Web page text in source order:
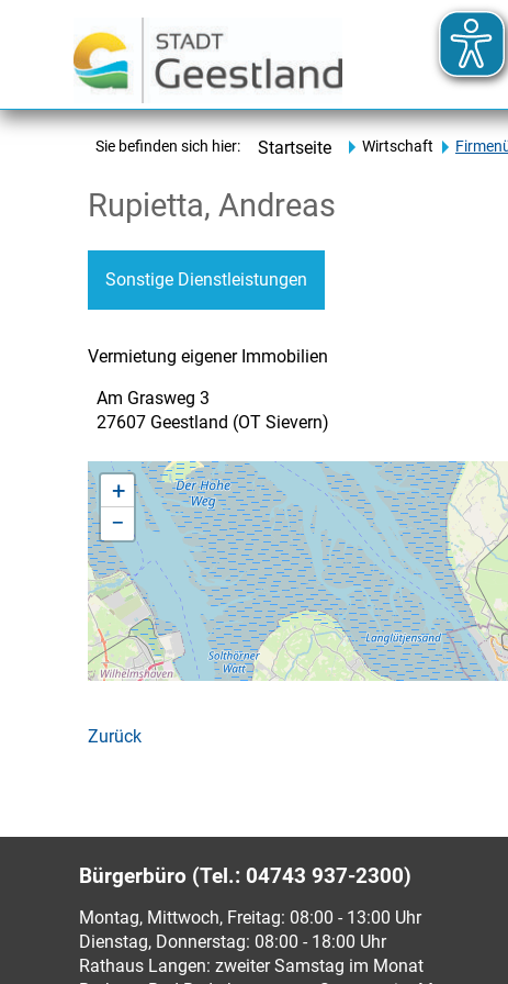
Sie befinden sich hier: Startseite Wirtschaft
Rupietta, Andreas
Sonstige Dienstleistungen
Vermietung eigener Immobilien
Am Grasweg 3
27607 Geestland (OT Sievern)
+
−
Zurück
Bürgerbüro (Tel.: 04743 937-2300)
Montag, Mittwoch, Freitag: 08:00 - 13:00 Uhr
Dienstag, Donnerstag: 08:00 - 18:00 Uhr
Rathaus Langen: zweiter Samstag im Monat